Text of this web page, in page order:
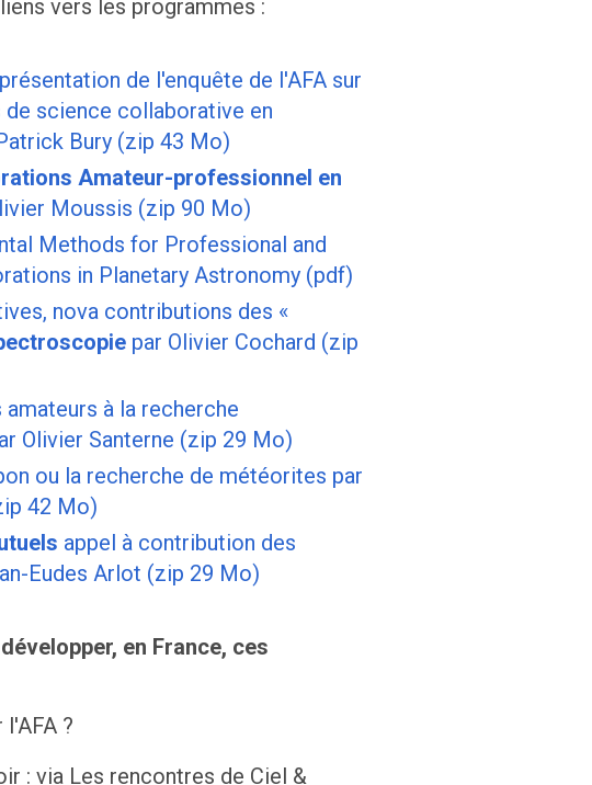
vers les programmes :
de l'enquête de l'AFA sur
de science collaborative en
Bury (zip 43 Mo)
Amateur-professionnel en
Moussis (zip 90 Mo)
Methods for Professional and
in Planetary Astronomy (pdf)
nova contributions des «
par Olivier Cochard (zip
à la recherche
Olivier Santerne (zip 29 Mo)
ou la recherche de météorites par
42 Mo)
appel à contribution des
Eudes Arlot (zip 29 Mo)
en France, ces
?
: via Les rencontres de Ciel &